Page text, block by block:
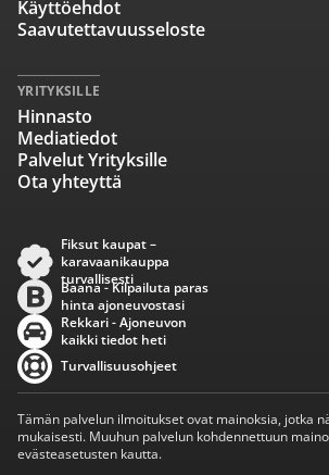
Käyttöehdot
Saavutettavuusseloste
YRITYKSILLE
Hinnasto
Mediatiedot
Palvelut Yrityksille
Ota yhteyttä
Fiksut kaupat –
karavaanikauppa
turvallisesti
Baana - Kilpailuta paras
hinta ajoneuvostasi
Rekkari - Ajoneuvon
kaikki tiedot heti
Turvallisuusohjeet
Tämän palvelun ilmoitukset ovat mainoksia, jotka
mukaisesti. Muuhun palvelun kohdennettuun
evästeasetusten kautta.